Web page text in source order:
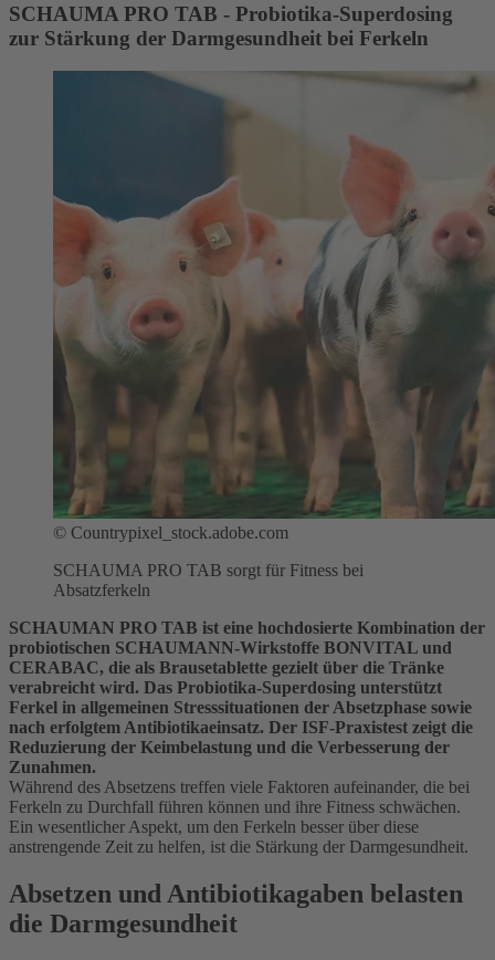
SCHAUMA PRO TAB - Probiotika-Superdosing
zur Stärkung der Darmgesundheit bei Ferkeln
© Countrypixel_stock.adobe.com
SCHAUMA PRO TAB sorgt für Fitness bei
Absatzferkeln
SCHAUMAN PRO TAB ist eine hochdosierte Kombination der
probiotischen SCHAUMANN-Wirkstoffe BONVITAL und
CERABAC, die als Brausetablette gezielt über die Tränke
verabreicht wird. Das Probiotika-Superdosing unterstützt
Ferkel in allgemeinen Stresssituationen der Absetzphase sowie
nach erfolgtem Antibiotikaeinsatz. Der ISF-Praxistest zeigt die
Reduzierung der Keimbelastung und die Verbesserung der
Zunahmen.
Während des Absetzens treffen viele Faktoren aufeinander, die bei
Ferkeln zu Durchfall führen können und ihre Fitness schwächen.
Ein wesentlicher Aspekt, um den Ferkeln besser über diese
anstrengende Zeit zu helfen, ist die Stärkung der Darmgesundheit.
Absetzen und Antibiotikagaben belasten
die Darmgesundheit